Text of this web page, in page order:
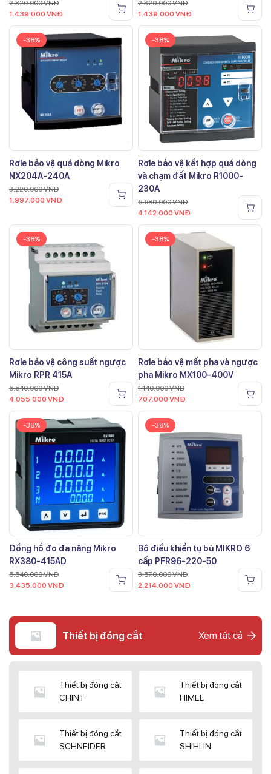
2.320.000VNĐ
1.439.000 VNĐ
2.320.000VNĐ
1.439.000 VNĐ
-38%
Rơle bảo vệ quá dòng Mikro
NX204A-240A
3.220.000VNĐ
1.997.000 VNĐ
-38%
Rơle bảo vệ kết hợp quá dòng
và chạm đất Mikro R1000-
230A
6.680.000VNĐ
4.142.000 VNĐ
-38%
Rơle bảo vệ công suất ngược
Mikro RPR 415A
6.540.000VNĐ
4.055.000 VNĐ
-38%
Rơle bảo vệ mất pha và ngược
pha Mikro MX100-400V
1.140.000VNĐ
707.000 VNĐ
-38%
Đồng hồ đo đa năng Mikro
RX380-415AD
5.540.000VNĐ
3.435.000 VNĐ
-38%
Bộ điều khiển tụ bù MIKRO 6
cấp PFR96-220-50
3.570.000VNĐ
2.214.000 VNĐ
Thiết bị đóng cắt Xem tất cả
Thiết bị đóng cắt
CHINT
Thiết bị đóng cắt
HIMEL
Thiết bị đóng cắt
SCHNEIDER
Thiết bị đóng cắt
SHIHLIN